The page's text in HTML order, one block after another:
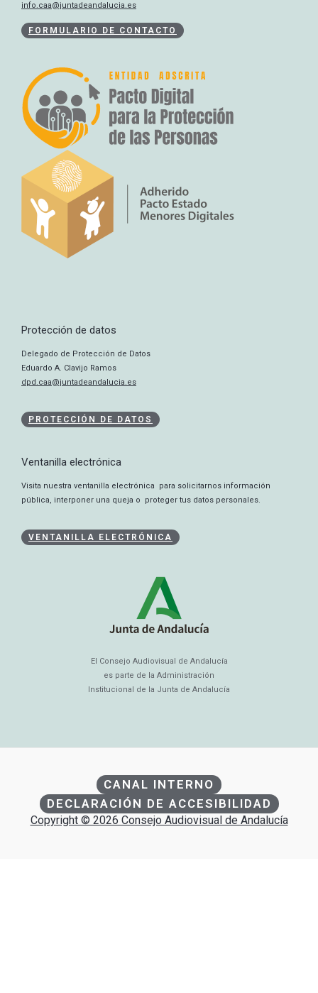
info.caa@juntadeandalucia.es
FORMULARIO DE CONTACTO
Protección de datos
Delegado de Protección de Datos
Eduardo A. Clavijo Ramos
dpd.caa@juntadeandalucia.es
PROTECCIÓN DE DATOS
Ventanilla electrónica
Visita nuestra ventanilla electrónica para solicitarnos información
pública, interponer una queja o proteger tus datos personales.
VENTANILLA ELECTRÓNICA
El Consejo Audiovisual de Andalucía
es parte de la Administración
Institucional de la Junta de Andalucía
CANAL INTERNO
DECLARACIÓN DE ACCESIBILIDAD
Copyright © 2026 Consejo Audiovisual de Andalucía